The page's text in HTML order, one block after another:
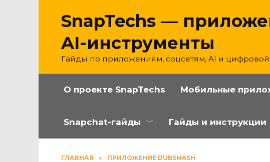
SnapTechs —
AI-инструменты
Гайды по приложениям, соцсетям, AI и цифровой
О проекте SnapTechs Мобильные
Snapchat-гайды Гайды и инструкции
ГЛАВНАЯ » ПРИЛОЖЕНИЕ DUBSMASH